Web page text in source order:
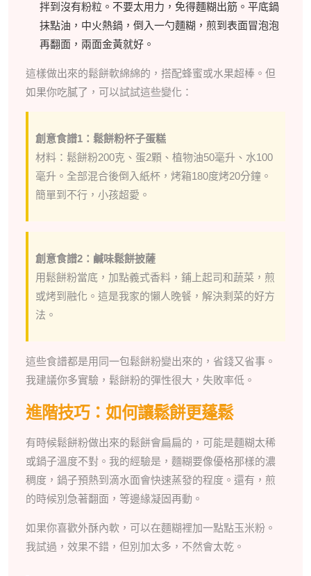
拌到沒有粉粒。不要太用力，免得麵糊出筋。平底鍋
抹點油，中火熱鍋，倒入一勺麵糊，煎到表面冒泡泡
再翻面，兩面金黃就好。
這樣做出來的鬆餅軟綿綿的，搭配蜂蜜或水果超棒。但
如果你吃膩了，可以試試這些變化：
創意食譜1：鬆餅粉杯子蛋糕
材料：鬆餅粉200克、蛋2顆、植物油50毫升、水100
毫升。全部混合後倒入紙杯，烤箱180度烤20分鐘。
簡單到不行，小孩超愛。
創意食譜2：鹹味鬆餅披薩
用鬆餅粉當底，加點義式香料，鋪上起司和蔬菜，煎
或烤到融化。這是我家的懶人晚餐，解決剩菜的好方
法。
這些食譜都是用同一包鬆餅粉變出來的，省錢又省事。
我建議你多實驗，鬆餅粉的彈性很大，失敗率低。
進階技巧：如何讓鬆餅更蓬鬆
有時候鬆餅粉做出來的鬆餅會扁扁的，可能是麵糊太稀
或鍋子溫度不對。我的經驗是，麵糊要像優格那樣的濃
稠度，鍋子預熱到滴水面會快速蒸發的程度。還有，煎
的時候別急著翻面，等邊緣凝固再動。
如果你喜歡外酥內軟，可以在麵糊裡加一點點玉米粉。
我試過，效果不錯，但別加太多，不然會太乾。